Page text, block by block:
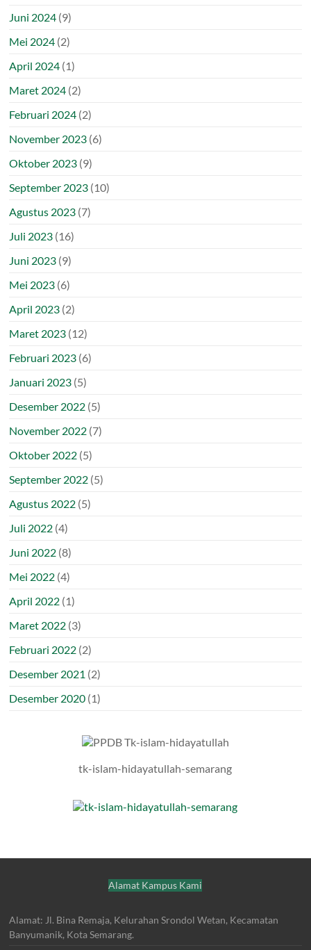
Juni 2024 (9)
Mei 2024 (2)
April 2024 (1)
Maret 2024 (2)
Februari 2024 (2)
November 2023 (6)
Oktober 2023 (9)
September 2023 (10)
Agustus 2023 (7)
Juli 2023 (16)
Juni 2023 (9)
Mei 2023 (6)
April 2023 (2)
Maret 2023 (12)
Februari 2023 (6)
Januari 2023 (5)
Desember 2022 (5)
November 2022 (7)
Oktober 2022 (5)
September 2022 (5)
Agustus 2022 (5)
Juli 2022 (4)
Juni 2022 (8)
Mei 2022 (4)
April 2022 (1)
Maret 2022 (3)
Februari 2022 (2)
Desember 2021 (2)
Desember 2020 (1)
tk-islam-hidayatullah-semarang
Alamat Kampus Kami
Alamat: Jl. Bina Remaja, Kelurahan Srondol Wetan, Kecamatan
Banyumanik, Kota Semarang.